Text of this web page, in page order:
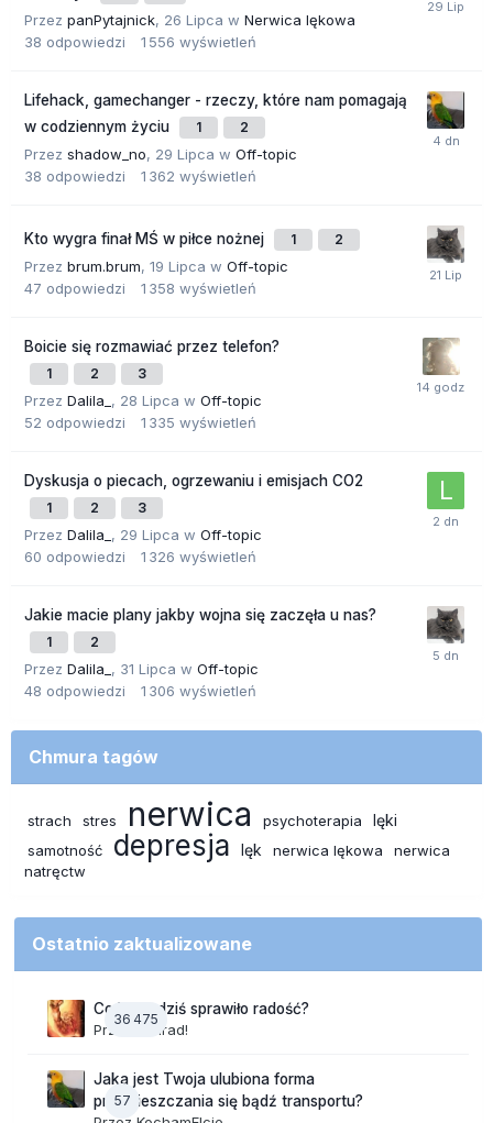
Przez panPytajnick, 26 Lipca w Nerwica lękowa
38 odpowiedzi 1 556 wyświetleń
Lifehack, gamechanger - rzeczy, które nam pomagają
w codziennym życiu
1 2
Przez shadow_no, 29 Lipca w Off-topic
38 odpowiedzi 1 362 wyświetleń
Kto wygra finał MŚ w piłce nożnej 1 2
Przez brum.brum, 19 Lipca w Off-topic
47 odpowiedzi 1 358 wyświetleń
Boicie się rozmawiać przez telefon?
1 2 3
Przez Dalila_ , 28 Lipca w Off-topic
52 odpowiedzi 1 335 wyświetleń
Dyskusja o piecach, ogrzewaniu i emisjach CO2
1 2 3
Przez Dalila_ , 29 Lipca w Off-topic
60 odpowiedzi 1 326 wyświetleń
Jakie macie plany jakby wojna się zaczęła u nas?
1 2
Przez Dalila_ , 31 Lipca w Off-topic
48 odpowiedzi 1 306 wyświetleń
Chmura tagów
strach stres nerwica psychoterapia lęki
samotność depresja lęk nerwica lękowa
nerwica
natręctw
Ostatnio zaktualizowane
36 475
Co Wam dziś sprawiło radość?
Przez Konrad!
57
Jaka jest Twoja ulubiona forma
przemieszczania się bądź transportu?